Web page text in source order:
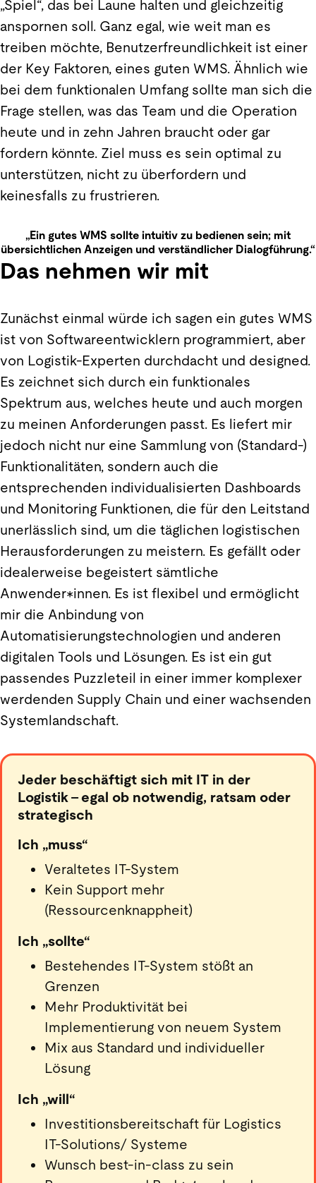
„Spiel“, das bei Laune halten und gleichzeitig
anspornen soll. Ganz egal, wie weit man es
treiben möchte, Benutzerfreundlichkeit ist einer
der Key Faktoren, eines guten WMS. Ähnlich wie
bei dem funktionalen Umfang sollte man sich die
Frage stellen, was das Team und die Operation
heute und in zehn Jahren braucht oder gar
fordern könnte. Ziel muss es sein optimal zu
unterstützen, nicht zu überfordern und
keinesfalls zu frustrieren.
„Ein gutes WMS sollte intuitiv zu bedienen sein; mit
übersichtlichen Anzeigen und verständlicher Dialogführung.“
Das nehmen wir mit
Zunächst einmal würde ich sagen ein gutes WMS
ist von Softwareentwicklern programmiert, aber
von Logistik-Experten durchdacht und designed.
Es zeichnet sich durch ein funktionales
Spektrum aus, welches heute und auch morgen
zu meinen Anforderungen passt. Es liefert mir
jedoch nicht nur eine Sammlung von (Standard-)
Funktionalitäten, sondern auch die
entsprechenden individualisierten Dashboards
und Monitoring Funktionen, die für den Leitstand
unerlässlich sind, um die täglichen logistischen
Herausforderungen zu meistern. Es gefällt oder
idealerweise begeistert sämtliche
Anwender*innen. Es ist flexibel und ermöglicht
mir die Anbindung von
Automatisierungstechnologien und anderen
digitalen Tools und Lösungen. Es ist ein gut
passendes Puzzleteil in einer immer komplexer
werdenden Supply Chain und einer wachsenden
Systemlandschaft.
Jeder beschäftigt sich mit IT in der
Logistik – egal ob notwendig, ratsam oder
strategisch
Ich „muss“
Veraltetes IT-System
Kein Support mehr
(Ressourcenknappheit)
Ich „sollte“
Bestehendes IT-System stößt an
Grenzen
Mehr Produktivität bei
Implementierung von neuem System
Mix aus Standard und individueller
Lösung
Ich „will“
Investitionsbereitschaft für Logistics
IT-Solutions/ Systeme
Wunsch best-in-class zu sein